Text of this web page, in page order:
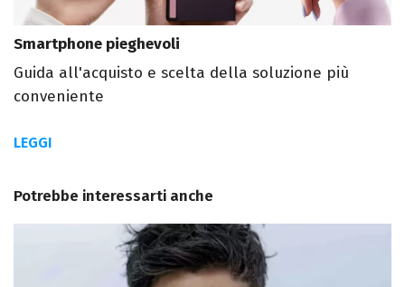
Smartphone pieghevoli
Guida all'acquisto e scelta della soluzione più
conveniente
LEGGI
Potrebbe interessarti anche